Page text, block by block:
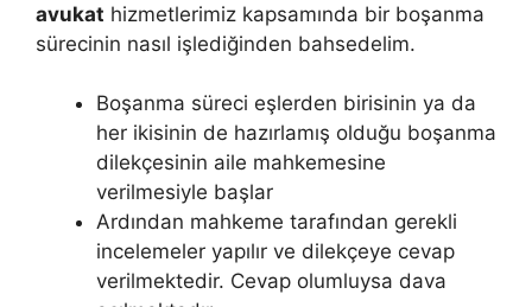
avukat hizmetlerimiz kapsamında bir boşanma
sürecinin nasıl işlediğinden bahsedelim.
Boşanma süreci eşlerden birisinin ya da
her ikisinin de hazırlamış olduğu boşanma
dilekçesinin aile mahkemesine
verilmesiyle başlar
Ardından mahkeme tarafından gerekli
incelemeler yapılır ve dilekçeye cevap
verilmektedir. Cevap olumluysa dava